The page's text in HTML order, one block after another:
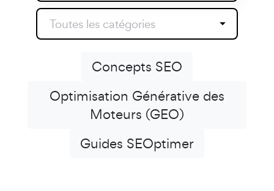
Toutes les catégories
Concepts SEO
Optimisation Générative des
Moteurs (GEO)
Guides SEOptimer